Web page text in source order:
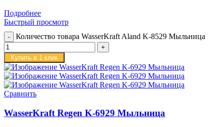
Подробнее
Быстрый просмотр
Количество товара WasserKraft Aland K-8529 Мыльница
Купить в 1 клик
Сравнить
WasserKraft Regen K-6929 Мыльница